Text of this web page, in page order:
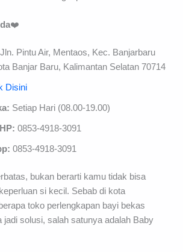
❤️
Jln. Pintu Air, Mentaos, Kec. Banjarbaru
Banjar Baru, Kalimantan Selatan 70714
Disini
Setiap Hari (08.00-19.00)
HP:0853-4918-3091
0853-4918-3091
bukan berarti kamu tidak bisa
si kecil. Sebab di kota
toko perlengkapan bayi bekas
jadi solusi, salah satunya adalah Baby